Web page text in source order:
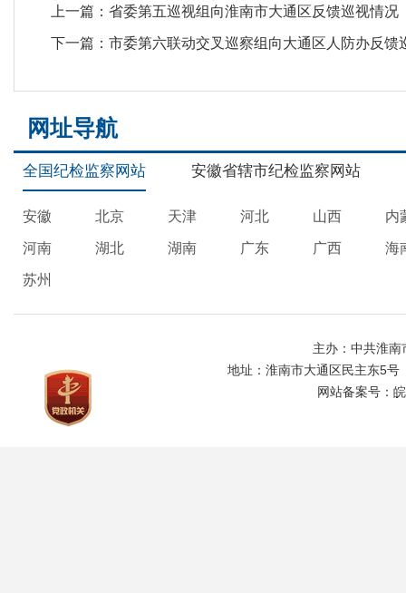
上一篇： 省委第五巡视组向淮南市大通区反馈巡视情况
下一篇： 市委第六联动交叉巡察组向大通区人防办反馈
网址导航
全国纪检监察网站 安徽省辖市纪检监察网站
安徽 北京 天津 河北 山西 内
河南 湖北 湖南 广东 广西 海
苏州
主办：中共淮
地址：淮南市大通区民主东5号
网站备案号：